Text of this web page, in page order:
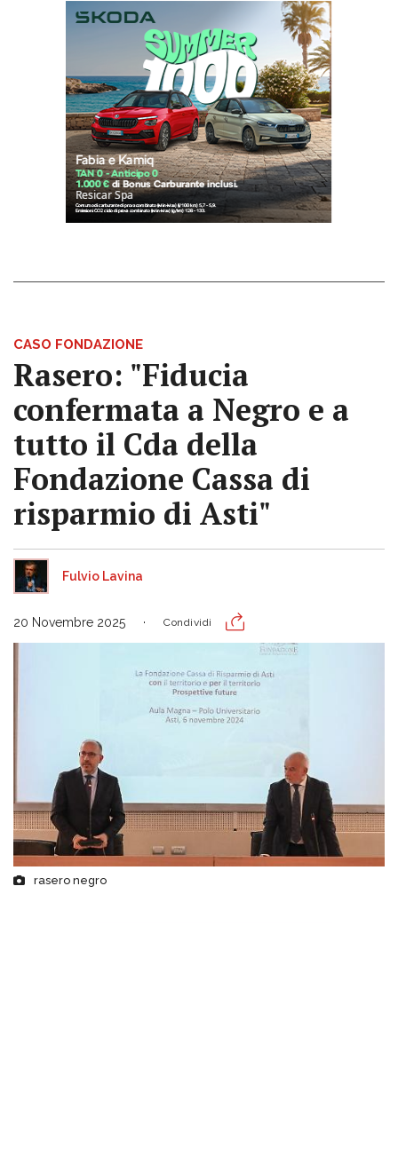
CASO FONDAZIONE
Rasero: "Fiducia
confermata a Negro e a
tutto il Cda della
Fondazione Cassa di
risparmio di Asti"
Fulvio Lavina
20 Novembre 2025 Condividi
rasero negro